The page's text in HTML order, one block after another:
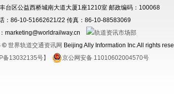
台区公益西桥城南大道大厦1座1210室 邮政编码：100068
：86-10-51662621/22 传真：86-10-88583069
marketing@worldrailway.cn
© 世界轨道交通资讯网 Beijing Ally Information Inc.All rights
备13032135号】
京公网安备 11010602004570号